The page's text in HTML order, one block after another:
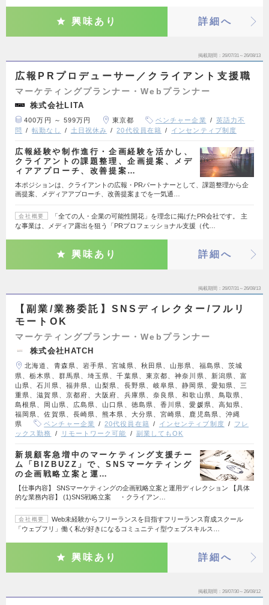
興味あり 詳細へ
掲載期間 26/07/31～26/08/13
広報PRプロデューサー／クライアント支援職
マーケティングプランナー・Webプランナー
株式会社LITA
400万円 ～ 599万円 東京都 ベンチャー企業
英語力不
問
転勤なし 土日祝休み 20代役員在籍 インセンティブ制度
広報経験や制作進行・企画経験を活かし、
クライアントの課題整理、企画提案、メデ
ィアアプローチ、改善提案…
本ポジションは、クライアントの広報・PRパートナーとして、課題整理から企
画提案、メディアアプローチ、改善提案までを一気通…
会社概要
「全ての人・企業の可能性開花」を理念に掲げたPR会社です。 主
な事業は、メディア露出を狙う「PRプロフェッショナル支援（代…
興味あり 詳細へ
掲載期間 26/07/31～26/08/13
【副業/業務委託】SNSディレクター/フルリ
モートOK
マーケティングプランナー・Webプランナー
株式会社HATCH
北海道、青森県、岩手県、宮城県、秋田県、山形県、福島県、茨城
県、栃木県、群馬県、埼玉県、千葉県、東京都、神奈川県、新潟県、富
山県、石川県、福井県、山梨県、長野県、岐阜県、静岡県、愛知県、三
重県、滋賀県、京都府、大阪府、兵庫県、奈良県、和歌山県、鳥取県、
島根県、岡山県、広島県、山口県、徳島県、香川県、愛媛県、高知県、
福岡県、佐賀県、長崎県、熊本県、大分県、宮崎県、鹿児島県、沖縄
県
ベンチャー企業 20代役員在籍 インセンティブ制度
フレ
ックス勤務
リモートワーク可能 副業してもOK
新規顧客急増中のマーケティング支援チー
ム「BIZBUZZ」で、SNSマーケティング
の企画戦略立案と運…
【仕事内容】 SNSマーケティングの企画戦略立案と運用ディレクション 【具体
的な業務内容】 (1)SNS戦略立案 ・クライアン…
会社概要
Web未経験からフリーランスを目指すフリーランス育成スクール
「ウェブフリ」働く私が好きになるコミュニティ型ウェブスキルス…
興味あり 詳細へ
掲載期間 26/07/30～26/08/12